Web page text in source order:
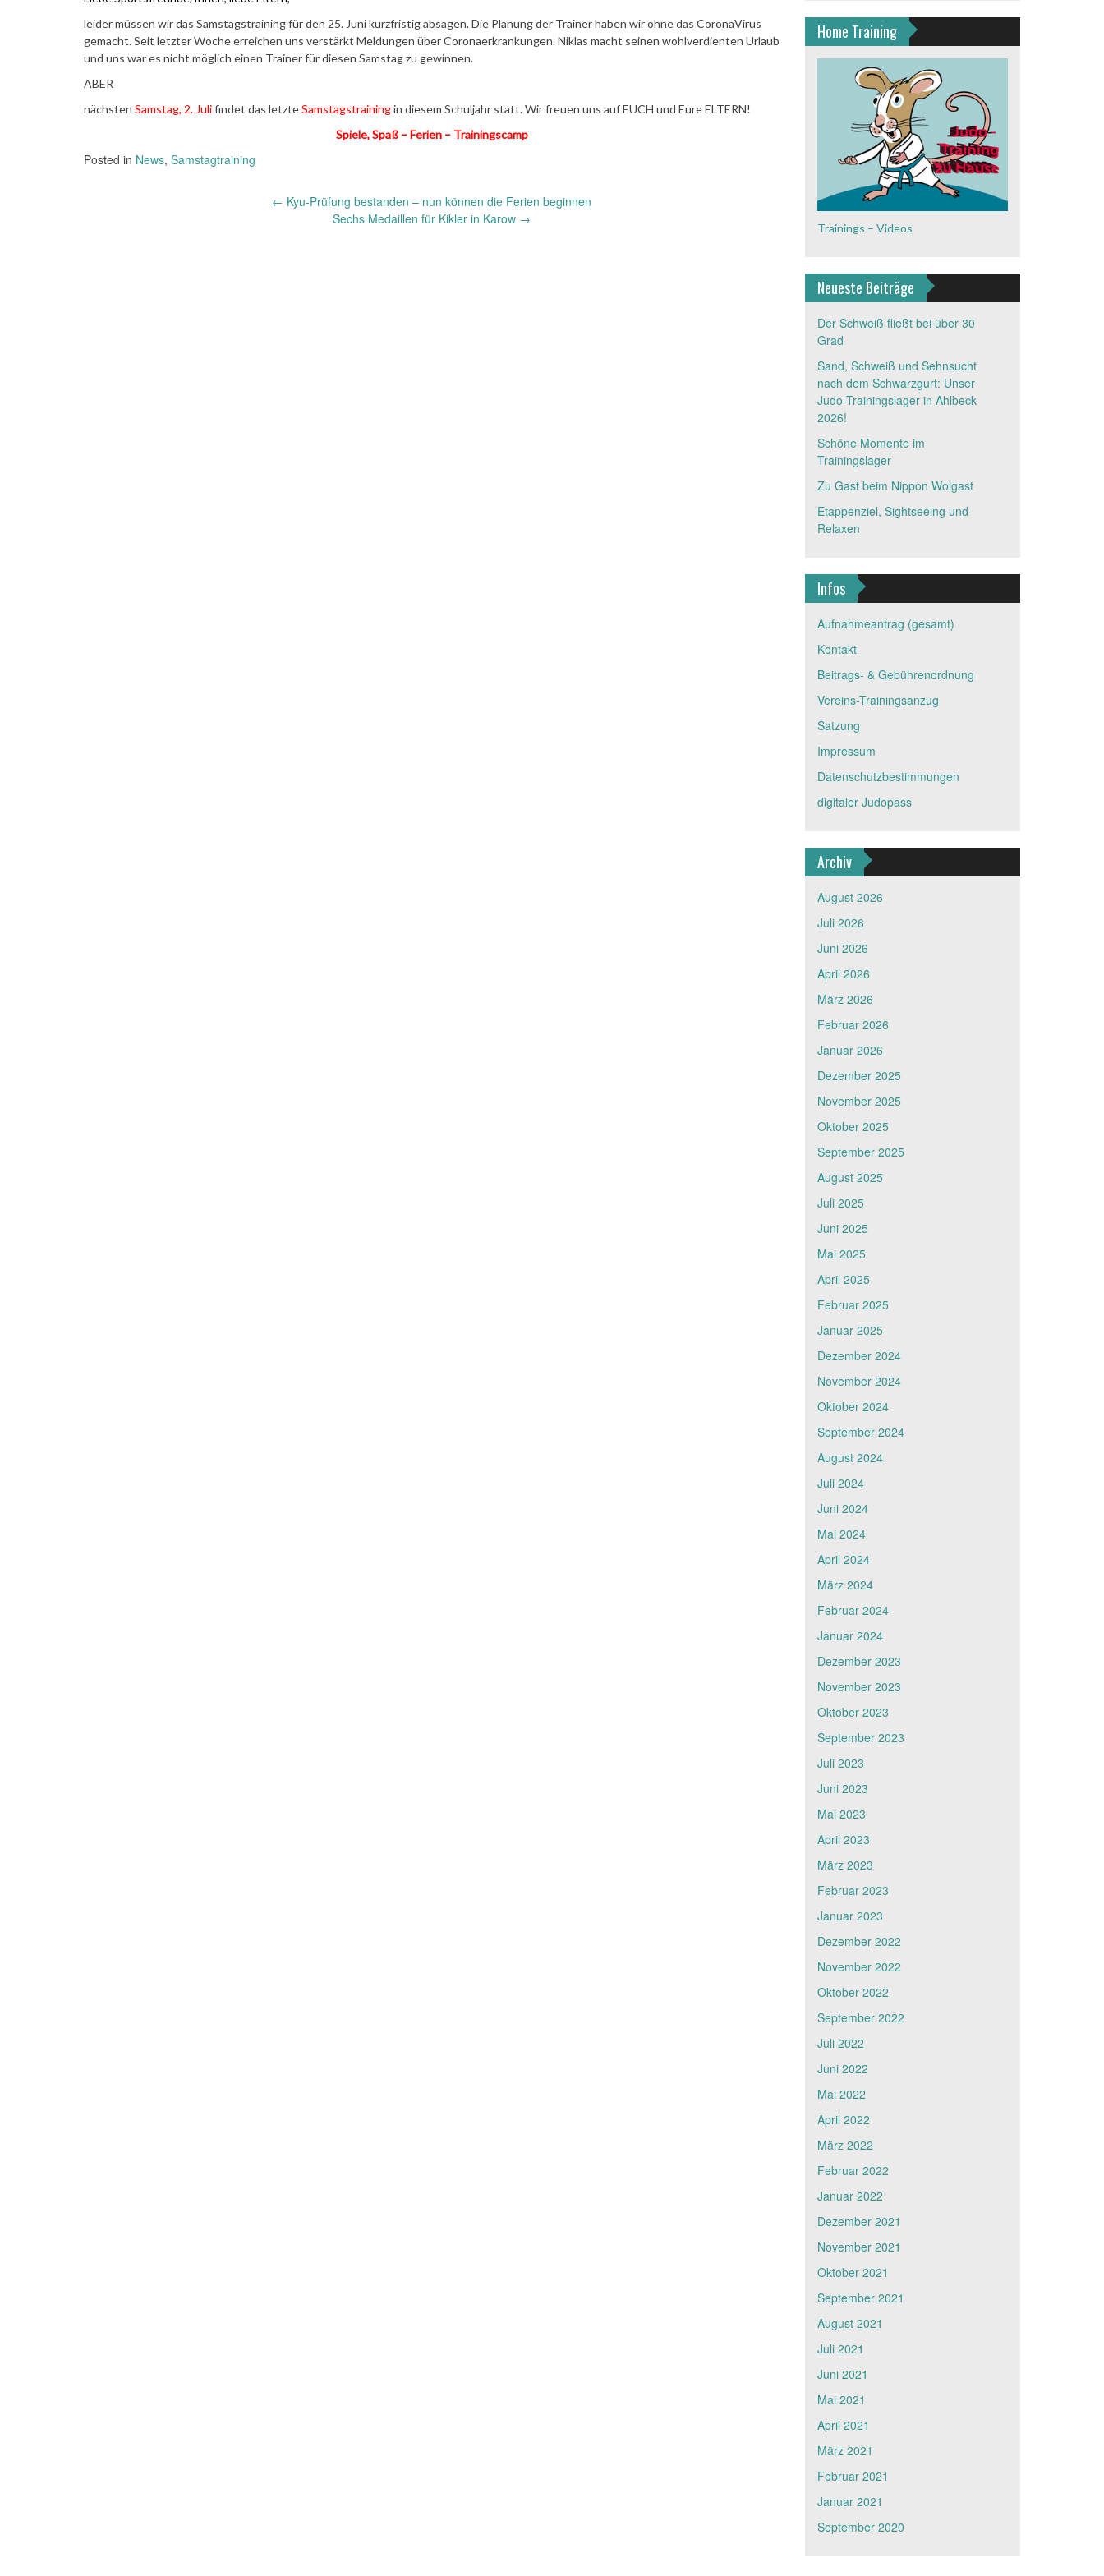
leider müssen wir das Samstagstraining für den 25. Juni kurzfristig absagen. Die Planung der Trainer haben wir ohne das CoronaVirus
gemacht. Seit letzter Woche erreichen uns verstärkt Meldungen über Coronaerkrankungen. Niklas macht seinen wohlverdienten Urlaub
und uns war es nicht möglich einen Trainer für diesen Samstag zu gewinnen.
ABER
nächsten Samstag, 2. Julifindet das letzteSamstagstrainingin diesem Schuljahr statt. Wir freuen uns auf EUCH und Eure ELTERN!
Spiele, Spaß – Ferien – Trainingscamp
Posted in News, Samstagtraining
← Kyu-Prüfung bestanden – nun können die Ferien beginnen
Sechs Medaillen für Kikler in Karow →
Home Training
Trainings – Videos
Neueste Beiträge
Der Schweiß fließt bei über 30
Grad
Sand, Schweiß und Sehnsucht
nach dem Schwarzgurt: Unser
Judo-Trainingslager in Ahlbeck
2026!
Schöne Momente im
Trainingslager
Zu Gast beim Nippon Wolgast
Etappenziel, Sightseeing und
Relaxen
Infos
Aufnahmeantrag (gesamt)
Kontakt
Beitrags- & Gebührenordnung
Vereins-Trainingsanzug
Satzung
Impressum
Datenschutzbestimmungen
digitaler Judopass
Archiv
August 2026
Juli 2026
Juni 2026
April 2026
März 2026
Februar 2026
Januar 2026
Dezember 2025
November 2025
Oktober 2025
September 2025
August 2025
Juli 2025
Juni 2025
Mai 2025
April 2025
Februar 2025
Januar 2025
Dezember 2024
November 2024
Oktober 2024
September 2024
August 2024
Juli 2024
Juni 2024
Mai 2024
April 2024
März 2024
Februar 2024
Januar 2024
Dezember 2023
November 2023
Oktober 2023
September 2023
Juli 2023
Juni 2023
Mai 2023
April 2023
März 2023
Februar 2023
Januar 2023
Dezember 2022
November 2022
Oktober 2022
September 2022
Juli 2022
Juni 2022
Mai 2022
April 2022
März 2022
Februar 2022
Januar 2022
Dezember 2021
November 2021
Oktober 2021
September 2021
August 2021
Juli 2021
Juni 2021
Mai 2021
April 2021
März 2021
Februar 2021
Januar 2021
September 2020